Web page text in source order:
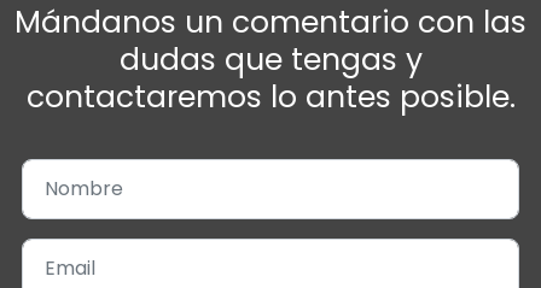
Mándanos un comentario con las
dudas que tengas y
contactaremos lo antes posible.